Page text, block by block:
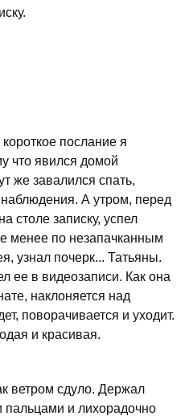
послание я
что явился домой
же завалился спать,
А утром, перед
столе записку, успел
менее по незапачканным
узнал почерк... Татьяны.
ее в видеозаписи. Как она
наклоняется над
поворачивается и уходит.
и красивая.
ветром сдуло. Держал
пальцами и лихорадочно